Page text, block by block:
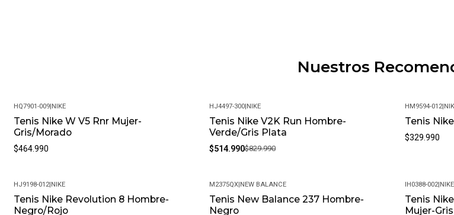
Nuestros
HQ7901-009|NIKE
Tenis Nike W V5 Rnr Mujer-
Gris/Morado
$464.990
-38%
HJ4497-300|NIKE
Tenis Nike V2K Run Hombre-
Verde/Gris Plata
$514.990$829.990
HM9594-012|
Tenis
$329.990
HJ9198-012|NIKE
Tenis Nike Revolution 8 Hombre-
Negro/Rojo
M2375QX|NEW BALANCE
Tenis New Balance 237 Hombre-
Negro
IH0388-002|NIKE
Tenis
Mujer-Gris